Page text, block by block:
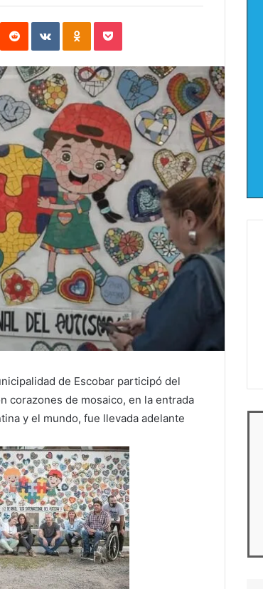
Reddit VKontakteOdnoklassniki
Pocket
de Escobar participó del
corazones de mosaico, en la entrada
y el mundo, fue llevada adelante